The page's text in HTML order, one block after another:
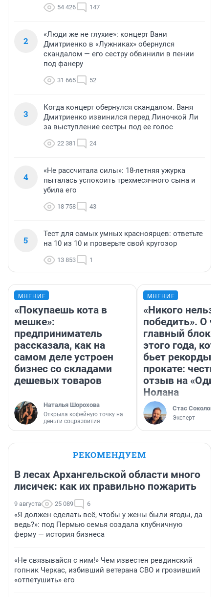
54 426 147
2
«Люди же не глухие»: концерт Вани
Дмитриенко в «Лужниках» обернулся
скандалом — его сестру обвинили в пении
под фанеру
31 665 52
3
Когда концерт обернулся скандалом. Ваня
Дмитриенко извинился перед Линочкой Ли
за выступление сестры под ее голос
22 381 24
4
«Не рассчитала силы»: 18-летняя ужурка
пыталась успокоить трехмесячного сына и
убила его
18 758 43
5
Тест для самых умных красноярцев: ответьте
на 10 из 10 и проверьте свой кругозор
13 853 1
МНЕНИЕ
«Покупаешь кота в
мешке»:
предприниматель
рассказала, как на
самом деле устроен
бизнес со складами
дешевых товаров
Наталья Шорохова
Открыла кофейную точку на
деньги соцразвития
МНЕНИЕ
«Никого нельзя
победить». О
главный
этого года,
бьет рекорды в
прокате:
отзыв на
Нолана
Стас Соколов
Эксперт
РЕКОМЕНДУЕМ
В лесах Архангельской области много
лисичек: как их правильно пожарить
9 августа 25 089 6
«Я должен сделать всё, чтобы у жены были ягоды, да
ведь?»: под Пермью семья создала клубничную
ферму — история бизнеса
«Не связывайся с ним!» Чем известен ревдинский
гопник Черкас, избивший ветерана СВО и грозивший
«отпетушить» его